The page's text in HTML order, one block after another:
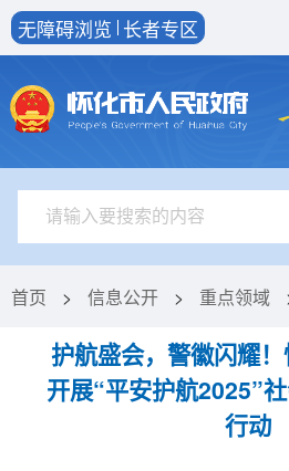
无障碍浏览 长者专区
首页 > 信息公开 > 重点领域
护航盛会，警徽闪耀
开展“平安护航2025”
行动